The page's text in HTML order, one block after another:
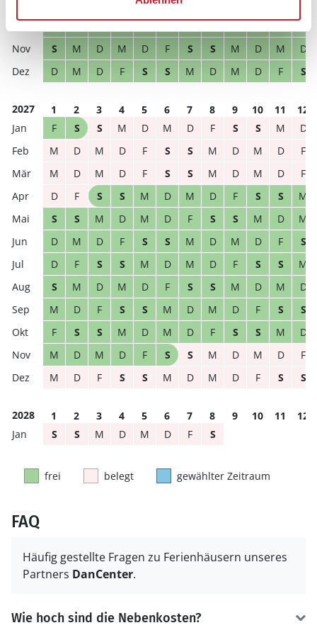
S S
S
M D M D F S S M D M
D
D
M D F S S M D M D F S
2027 1 2 3 4 5 6 7 8 9 10 11
12
F
S S M D M D F S S M
D
M
D M D F S S M D M D
F
M
D M D F S S M D M D
F
D
F S S M D M D F S S
M
S
S M D M D F S S M D
M
D
M D F S S M D M D F
S
D
F S S M D M D F S S
M
S
M D M D F S S M D M
D
M
D F S S M D M D F S
S
F
S S M D M D F S S M
D
M
D M D F S S M D M D
F
M
D F S S M D M D F S S
2028 1 2 3 4 5 6 7 8 9 10 11
12
S
S M D M D F S
frei belegt gewählter Zeitraum
FAQ
Häufig gestellte Fragen zu Ferienhäusern unseres
Partners DanCenter.
Wie hoch sind die Nebenkosten?